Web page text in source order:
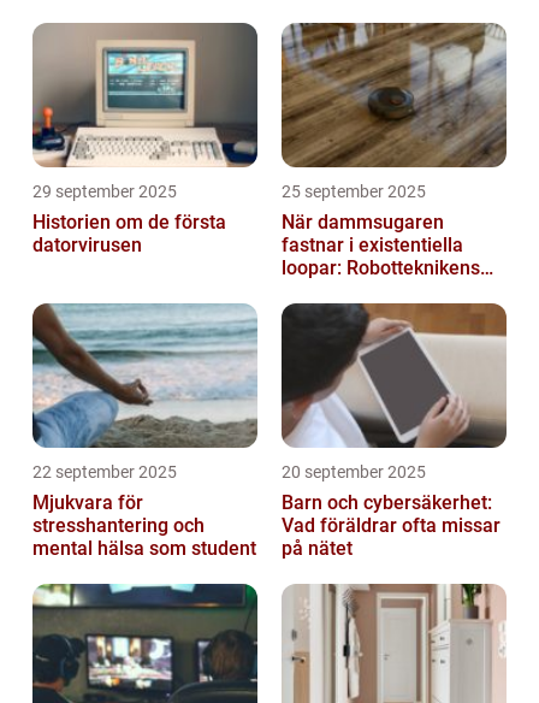
29 september 2025
Historien om de första
datorvirusen
25 september 2025
När dammsugaren
fastnar i existentiella
loopar: Robotteknikens
22 september 2025
Mjukvara för
stresshantering och
mental hälsa som student
20 september 2025
Barn och cybersäkerhet:
Vad föräldrar ofta missar
på nätet